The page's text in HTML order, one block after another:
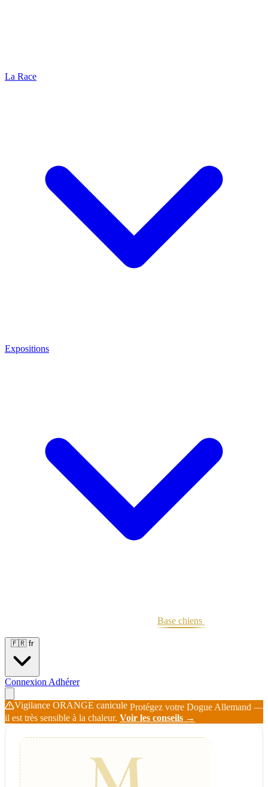
La Race
Expositions
Base chiens
🇫🇷 fr
Connexion Adhérer
Vigilance ORANGE canicule Protégez votre Dogue Allemand —
il est très sensible à la chaleur. Voir les conseils →